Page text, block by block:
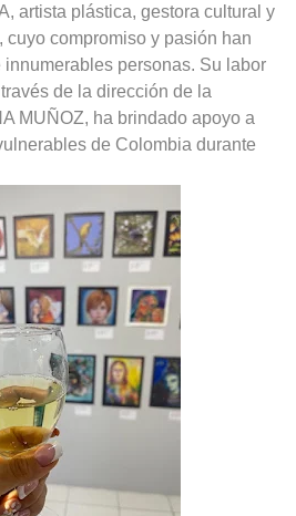
artista plástica, gestora cultural y
cuyo compromiso y pasión han
personas. Su labor
de la dirección de la
MUÑOZ, ha brindado apoyo a
de Colombia durante